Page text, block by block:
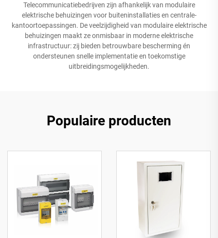
Telecommunicatiebedrijven zijn afhankelijk van modulaire
elektrische behuizingen voor buiteninstallaties en centrale-
kantoortoepassingen. De veelzijdigheid van modulaire elektrische
behuizingen maakt ze onmisbaar in moderne elektrische
infrastructuur: zij bieden betrouwbare bescherming én
ondersteunen snelle implementatie en toekomstige
uitbreidingsmogelijkheden.
Populaire producten